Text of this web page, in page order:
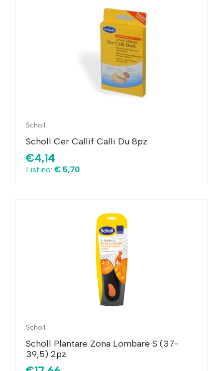
Scholl
Scholl Cer Callif Calli Du 8pz
€4,14
Listino: € 5,70
Scholl
Scholl Plantare Zona Lombare S (37-
39,5) 2pz